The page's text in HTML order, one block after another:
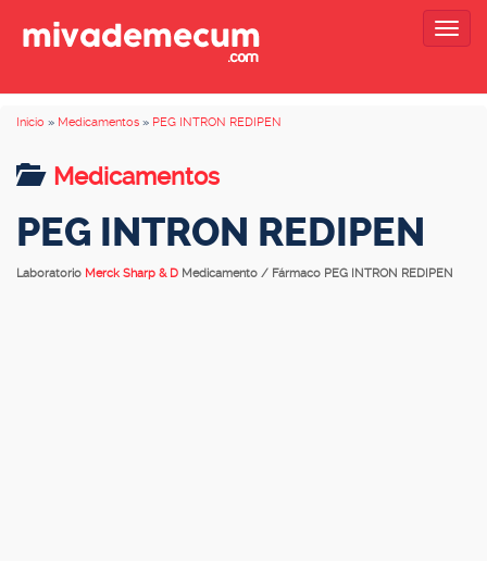
Inicio » Medicamentos » PEG INTRON REDIPEN
Medicamentos
PEG INTRON REDIPEN
Laboratorio Merck Sharp & D Medicamento / Fármaco PEG INTRON REDIPEN